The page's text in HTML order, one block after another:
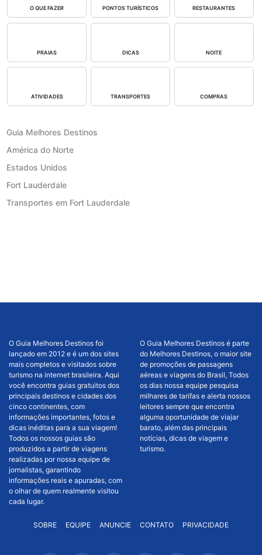
O QUE FAZER PONTOS TURÍSTICOS RESTAURANTES
PRAIAS DICAS NOITE
ATIVIDADES TRANSPORTES COMPRAS
Guia Melhores Destinos
América do Norte
Estados Unidos
Fort Lauderdale
Transportes em Fort Lauderdale
O Guia Melhores Destinos foi
lançado em 2012 e é um dos sites
mais completos e visitados sobre
turismo na internet brasileira. Aqui
você encontra guias gratuitos dos
principais destinos e cidades dos
cinco continentes, com
informações importantes, fotos e
dicas inéditas para a sua viagem!
Todos os nossos guias são
produzidos a partir de viagens
realizadas por nossa equipe de
jornalistas, garantindo
informações reais e apuradas, com
o olhar de quem realmente visitou
cada lugar.
O Guia Melhores Destinos é parte
do Melhores Destinos, o maior site
de promoções de passagens
aéreas e viagens do Brasil, Todos
os dias nossa equipe pesquisa
milhares de tarifas e alerta nossos
leitores sempre que encontra
alguma oportunidade de viajar
barato, além das principais
notícias, dicas de viagem e
turismo.
SOBRE EQUIPE ANUNCIE CONTATO PRIVACIDADE